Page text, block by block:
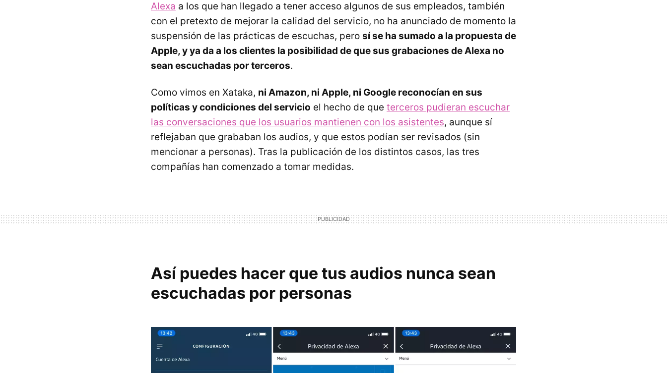
Alexa a los que han llegado a tener acceso algunos de sus empleados, también
con el pretexto de mejorar la calidad del servicio, no ha anunciado de momento la
suspensión de las prácticas de escuchas, pero sí se ha sumado a la propuesta de
Apple, y ya da a los clientes la posibilidad de que sus grabaciones de Alexa no
sean escuchadas por terceros.
Como vimos en Xataka, ni Amazon, ni Apple, ni Google reconocían en sus
políticas y condiciones del servicio el hecho de que terceros pudieran escuchar
las conversaciones que los usuarios mantienen con los asistentes, aunque sí
reflejaban que grababan los audios, y que estos podían ser revisados (sin
mencionar a personas). Tras la publicación de los distintos casos, las tres
compañías han comenzado a tomar medidas.
Así puedes hacer que tus audios nunca sean
escuchadas por personas